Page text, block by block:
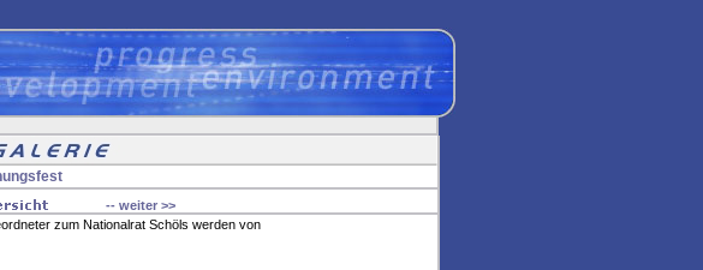
-- weiter >>
zum Nationalrat Schöls werden von